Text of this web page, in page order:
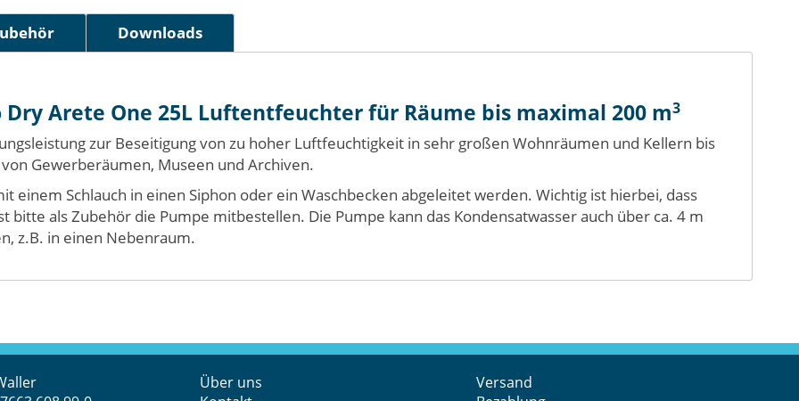
Arete One 25L Luftentfeuchter für Räume bis maximal 200 m3
zur Beseitigung von zu hoher Luftfeuchtigkeit in sehr großen Wohnräumen und Kellern bis
Gewerberäumen, Museen und Archiven.
einem Schlauch in einen Siphon oder ein Waschbecken abgeleitet werden. Wichtig ist hierbei, dass
bitte als Zubehör die Pumpe mitbestellen. Die Pumpe kann das Kondensatwasser auch über ca. 4 m
z.B. in einen Nebenraum.
Downloads
Über uns
Versand